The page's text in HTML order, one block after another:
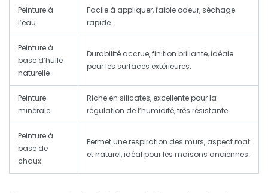
Peinture à
l’eau
Facile à appliquer, faible odeur, séchage
rapide.
Peinture à
base d’huile
naturelle
Durabilité accrue, finition brillante, idéale
pour les surfaces extérieures.
Peinture
minérale
Riche en silicates, excellente pour la
régulation de l’humidité, très résistante.
Peinture à
base de
chaux
Permet une respiration des murs, aspect mat
et naturel, idéal pour les maisons anciennes.